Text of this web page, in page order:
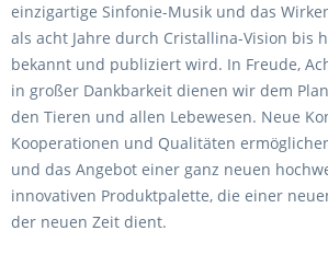
einzigartige Sinfonie-Musik und das
als acht Jahre durch Cristallina-Vision bis
bekannt und publiziert wird. In Freude,
in großer Dankbarkeit dienen wir dem
den Tieren und allen Lebewesen. Neue
Kooperationen und Qualitäten
und das Angebot einer ganz neuen
innovativen Produktpalette, die einer
der neuen Zeit dient.